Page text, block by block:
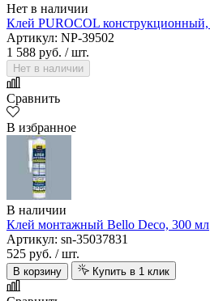
Нет в наличии
Клей PUROCOL
Артикул: NP-39502
1 588 руб. / шт.
Нет в наличии
Сравнить
В избранное
В наличии
Клей монтажный Bello Deco, 300 мл
Артикул: sn-35037831
525 руб. / шт.
В корзину Купить в 1 клик